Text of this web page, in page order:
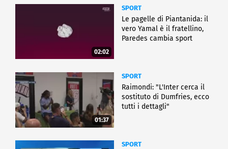
02:02
SPORT
Le pagelle di Piantanida: il
vero Yamal è il fratellino,
Paredes cambia sport
01:37
SPORT
Raimondi: "L'Inter cerca il
sostituto di Dumfries, ecco
tutti i dettagli"
SPORT